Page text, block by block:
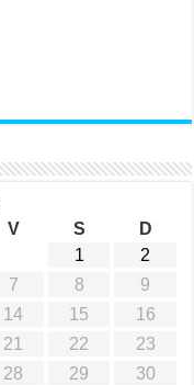
V S
D
1
2
7 8
9
14 15
16
21 22
23
28 29
30